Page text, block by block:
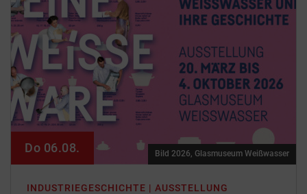
INDUSTRIEGESCHICHTE | AUSSTELLUNG
Do 06.08. Bild 2026, Glasmuseum Weißwasser